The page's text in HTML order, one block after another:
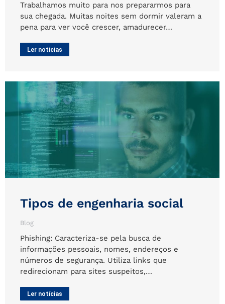
Trabalhamos muito para nos prepararmos para
sua chegada. Muitas noites sem dormir valeram a
pena para ver você crescer, amadurecer…
Ler notícias
Tipos de engenharia social
Blog
Phishing: Caracteriza-se pela busca de
informações pessoais, nomes, endereços e
números de segurança. Utiliza links que
redirecionam para sites suspeitos,…
Ler notícias